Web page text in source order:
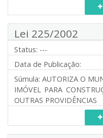
Lei 225/2002
Status: ---
Data de Publicação:
Súmula: AUTORIZA O
IMÓVEL PARA
OUTRAS PROVIDÊNCIAS